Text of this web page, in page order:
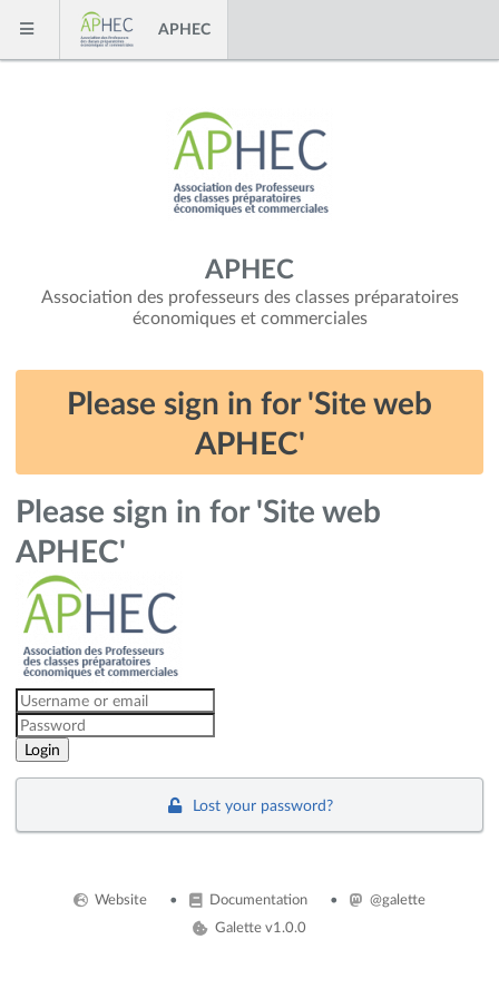
Skip to content
Menu
APHEC
APHEC
Association des professeurs des classes préparatoires
économiques et commerciales
Please sign in for 'Site web
APHEC'
Please sign in for 'Site web
APHEC'
Lost your password?
Website Documentation
@galette
Galette v1.0.0